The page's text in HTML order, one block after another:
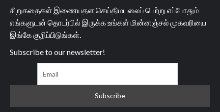
சிறுகதைகள் இணையதள செய்திமடலைப் பெற்று எப்போதும்
எங்களுடன் தொடர்பில் இருக்க உங்கள் மின்னஞ்சல் முகவரியை
இங்கே குறிப்பிடுங்கள்.
Subscribe to our newsletter!